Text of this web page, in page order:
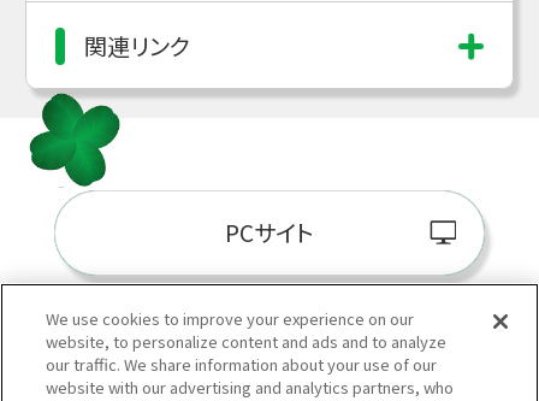
関連リンク
PCサイト
阪神百貨店E-
We use cookies to improve your experience on our
website, to personalize content and ads and to analyze
our traffic. We share information about your use of our
website with our advertising and analytics partners, who